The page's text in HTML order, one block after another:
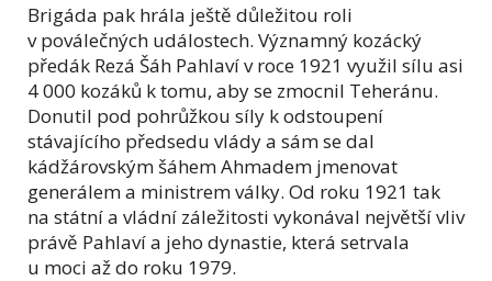
Brigáda pak hrála ještě důležitou roli
v poválečných událostech. Významný kozácký
předák Rezá Šáh Pahlaví v roce 1921 využil sílu asi
4 000 kozáků k tomu, aby se zmocnil Teheránu.
Donutil pod pohrůžkou síly k odstoupení
stávajícího předsedu vlády a sám se dal
kádžárovským šáhem Ahmadem jmenovat
generálem a ministrem války. Od roku 1921 tak
na státní a vládní záležitosti vykonával největší vliv
právě Pahlaví a jeho dynastie, která setrvala
u moci až do roku 1979.